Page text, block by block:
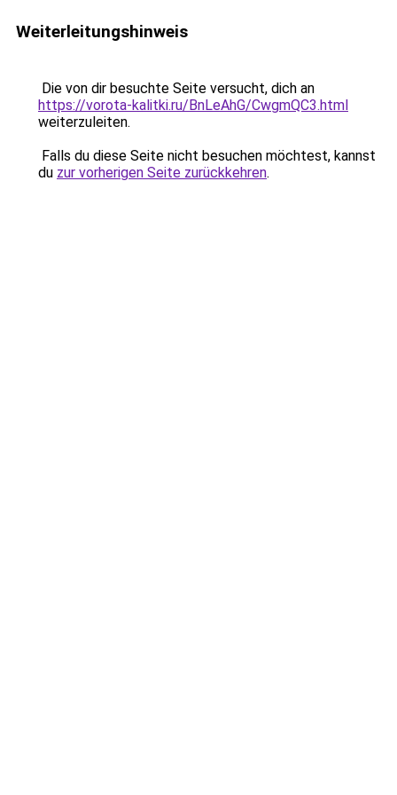
Weiterleitungshinweis
Die von dir besuchte Seite versucht, dich an
https://vorota-kalitki.ru/BnLeAhG/CwgmQC3.html
weiterzuleiten.
Falls du diese Seite nicht besuchen möchtest, kannst
du zur vorherigen Seite zurückkehren.